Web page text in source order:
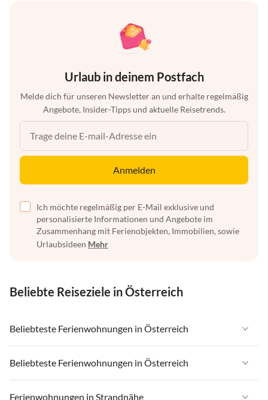
Urlaub in deinem Postfach
Melde dich für unseren Newsletter an und erhalte regelmäßig
Angebote, Insider-Tipps und aktuelle Reisetrends.
Anmelden
Ich möchte regelmäßig per E-Mail exklusive und
personalisierte Informationen und Angebote im
Zusammenhang mit Ferienobjekten, Immobilien, sowie
Urlaubsideen Mehr
Beliebte Reiseziele in Österreich
Beliebteste Ferienwohnungen in Österreich
Ferienwohnungen in Österreich
Ferienwohnungen in Tirol
Beliebteste Ferienwohnungen in Österreich
Ferienwohnungen in Österreich
Ferienwohnungen in Strandnähe